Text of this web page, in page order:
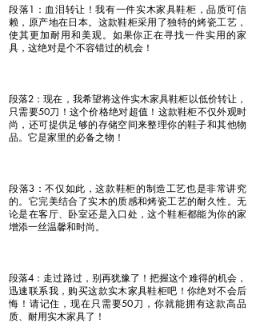
段落1：血泪转让！我有一件实木家具鞋柜，品质可信
赖，原产地在日本。这款鞋柜采用了独特的烤瓷工艺，
使其更加耐用和美观。如果你正在寻找一件实用的家
具，这绝对是个不容错过的机会！
段落2：现在，我希望将这件实木家具鞋柜以低价转让，
只需要50刀！这个价格绝对超值！这款鞋柜不仅外观时
尚，还可提供足够的存储空间来整理你的鞋子和其他物
品。它是家里的必备之物！
段落3：不仅如此，这款鞋柜的制造工艺也是非常讲究
的。它完美结合了实木的质感和烤瓷工艺的耐久性。无
论是在客厅、卧室还是入口处，这个鞋柜都能为你的家
增添一丝温馨和时尚。
段落4：走过路过，别再犹豫了！把握这个难得的机会，
迅速联系我，购买这款实木家具鞋柜吧！你绝对不会后
悔！请记住，现在只需要50刀，你就能拥有这款高品
质、耐用实木家具了！